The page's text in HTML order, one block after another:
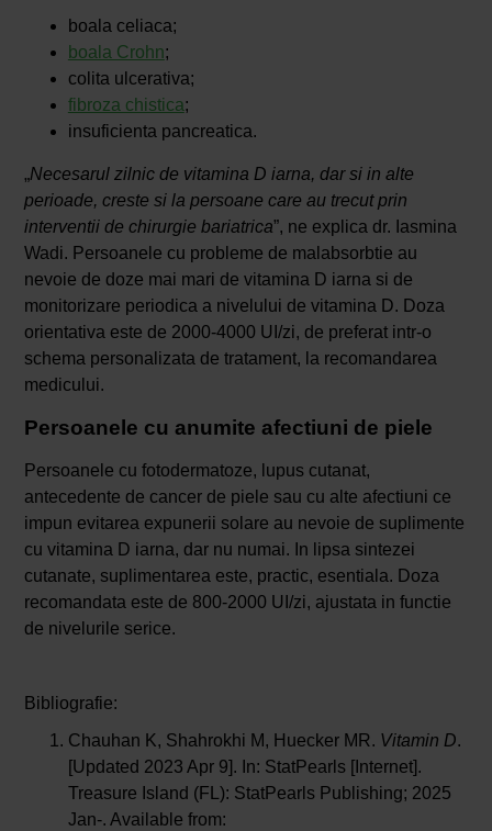
boala celiaca;
boala Crohn;
colita ulcerativa;
fibroza chistica;
insuficienta pancreatica.
„Necesarul zilnic de vitamina D iarna, dar si in alte
perioade, creste si la persoane care au trecut prin
interventii de chirurgie bariatrica”, ne explica dr. Iasmina
Wadi. Persoanele cu probleme de malabsorbtie au
nevoie de doze mai mari de vitamina D iarna si de
monitorizare periodica a nivelului de vitamina D. Doza
orientativa este de 2000-4000 UI/zi, de preferat intr-o
schema personalizata de tratament, la recomandarea
medicului.
Persoanele cu anumite afectiuni de piele
Persoanele cu fotodermatoze, lupus cutanat,
antecedente de cancer de piele sau cu alte afectiuni ce
impun evitarea expunerii solare au nevoie de suplimente
cu vitamina D iarna, dar nu numai. In lipsa sintezei
cutanate, suplimentarea este, practic, esentiala. Doza
recomandata este de 800-2000 UI/zi, ajustata in functie
de nivelurile serice.
Bibliografie:
Chauhan K, Shahrokhi M, Huecker MR. Vitamin D.
[Updated 2023 Apr 9]. In: StatPearls [Internet].
Treasure Island (FL): StatPearls Publishing; 2025
Jan-. Available from: